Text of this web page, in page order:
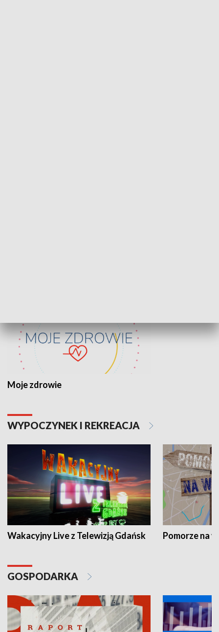
Moje zdrowie
WYPOCZYNEK I REKREACJA
Wakacyjny Live z Telewizją Gdańsk Pomorze na
GOSPODARKA